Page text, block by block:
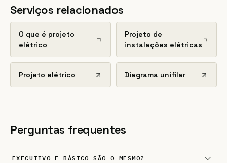
Serviços relacionados
O que é projeto
elétrico
Projeto de
instalações elétricas
Projeto elétrico Diagrama unifilar
Perguntas frequentes
EXECUTIVO E BÁSICO SÃO O MESMO?